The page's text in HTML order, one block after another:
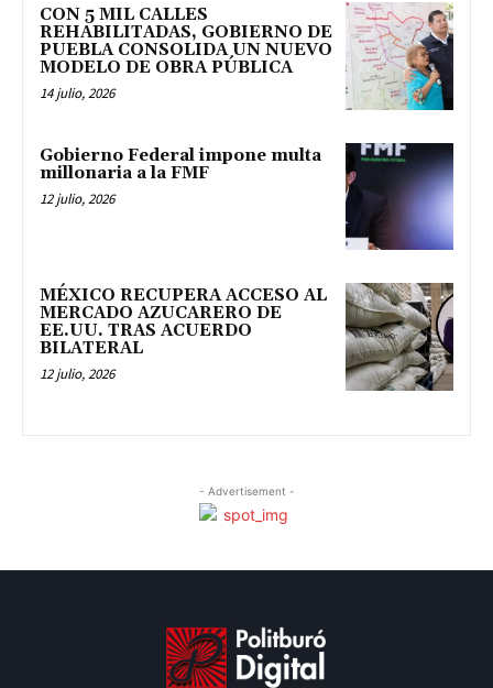
CON 5 MIL CALLES
REHABILITADAS, GOBIERNO DE
PUEBLA CONSOLIDA UN NUEVO
MODELO DE OBRA PÚBLICA
14 julio, 2026
Gobierno Federal impone multa
millonaria a la FMF
12 julio, 2026
MÉXICO RECUPERA ACCESO AL
MERCADO AZUCARERO DE
EE.UU. TRAS ACUERDO
BILATERAL
12 julio, 2026
- Advertisement -